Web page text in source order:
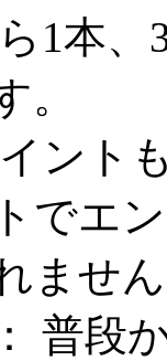
1本
。
ント
でエ
ませ
普段